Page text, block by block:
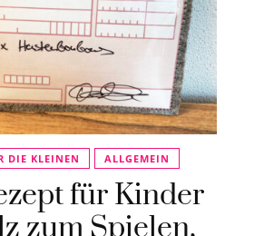
DIE KLEINEN ALLGEMEIN
für Kinder